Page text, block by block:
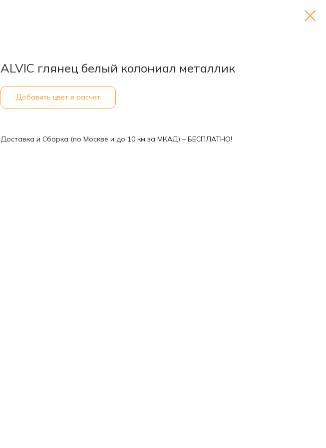
ALVIC глянец белый колониал металлик
Добавить цвет в расчет
Доставка и Сборка (по Москве и до 10 км за МКАД) – БЕСПЛАТНО!